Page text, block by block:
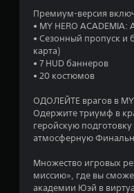
Премиум-версия
• MY HERO ACADEMIA:
• Сезонный пропуск и
карта)
• 7 HUD баннеров
• 20 костюмов
ОДОЛЕЙТЕ врагов в MY
Одержите триумф в
геройскую
атмосферную
Множество игровых
миссию», где вы
академии Юэй в